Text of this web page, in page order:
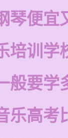
琴便宜
培训学
般要学
乐高考